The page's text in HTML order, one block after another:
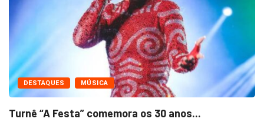
FAMOSOS MÚSICA
Travis Kelce fala que novo álbum de...